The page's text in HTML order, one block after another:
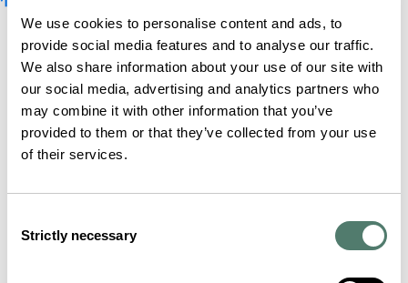
We use cookies to personalise content and ads, to
provide social media features and to analyse our traffic.
We also share information about your use of our site with
our social media, advertising and analytics partners who
may combine it with other information that you’ve
provided to them or that they’ve collected from your use
of their services.
Selection
Strictly necessary